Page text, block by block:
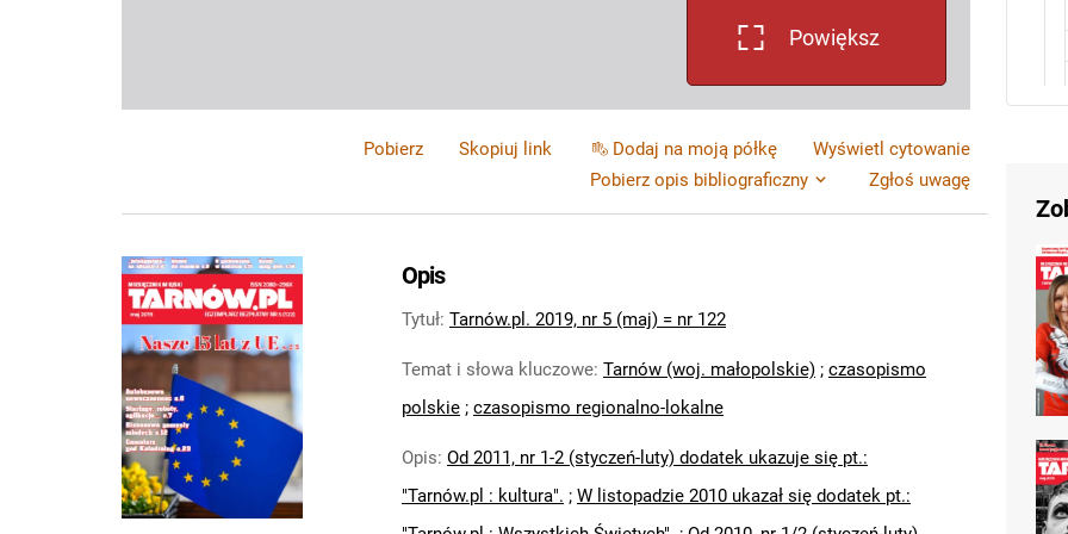
Powiększ
Pobierz Skopiuj link Dodaj na moją półkę
Wyświetl cytowanie
Pobierz opis bibliograficzny
Zgłoś uwagę
Opis
Tytuł: Tarnów.pl. 2019, nr 5 (maj) = nr 122
Temat i słowa kluczowe: Tarnów (woj. małopolskie) ; czasopismo
polskie ; czasopismo regionalno-lokalne
Opis: Od 2011, nr 1-2 (styczeń-luty) dodatek ukazuje się pt.:
"Tarnów.pl : kultura". ; W listopadzie 2010 ukazał się dodatek pt.: